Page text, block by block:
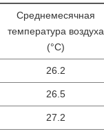
Среднемесячная
температура воздуха
(°С)
26.2
26.5
27.2